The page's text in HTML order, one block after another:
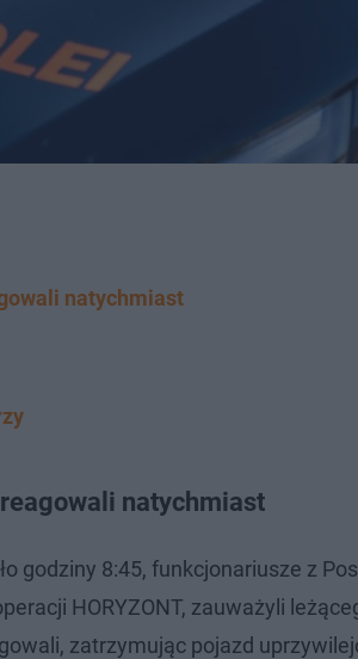
natychmiast
natychmiast
godziny 8:45, funkcjonariusze z
HORYZONT, zauważyli
zatrzymując pojazd